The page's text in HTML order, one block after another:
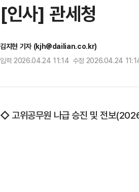
[인사] 관세청
김지현 기자 (kjh@dailian.co.kr)
입력 2026.04.24 11:14 수정 2026.04.24
◇고위공무원 나급 승진 및 전보